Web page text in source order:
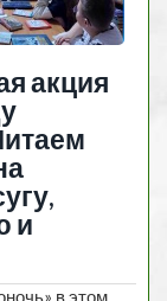
акция
и
в этом